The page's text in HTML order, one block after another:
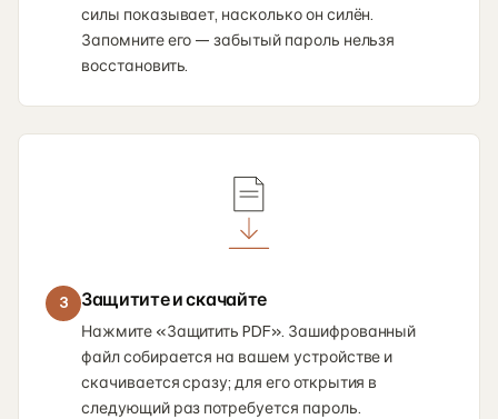
силы показывает, насколько он силён.
Запомните его — забытый пароль нельзя
восстановить.
3 Защитите и скачайте
Нажмите «Защитить PDF». Зашифрованный
файл собирается на вашем устройстве и
скачивается сразу; для его открытия в
следующий раз потребуется пароль.